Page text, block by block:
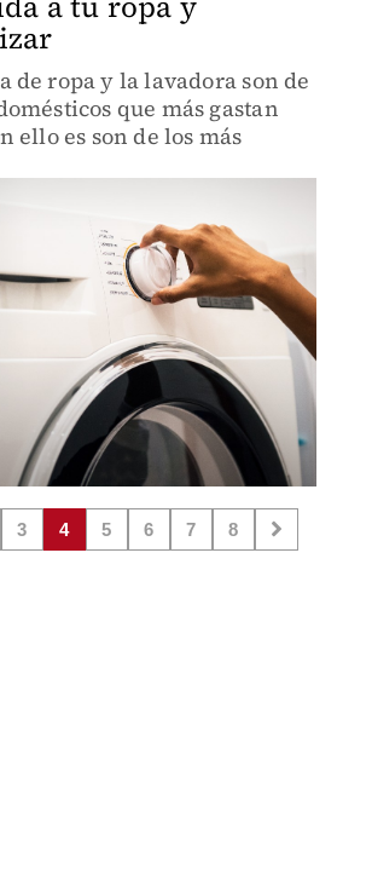
de ropa y la lavadora son de
que más gastan
ello es son de los más
3 4 5 6 7 8